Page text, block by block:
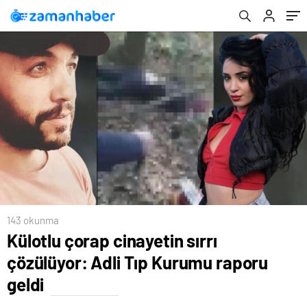
143 okunma
Külotlu çorap cinayetin sırrı
çözülüyor: Adli Tıp Kurumu raporu
geldi